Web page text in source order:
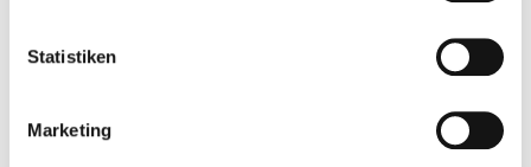
Statistiken
Marketing